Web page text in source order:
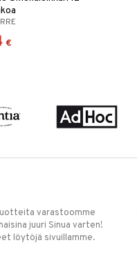
€
varastoomme
juuri Sinua varten!
löytöjä sivuillamme.